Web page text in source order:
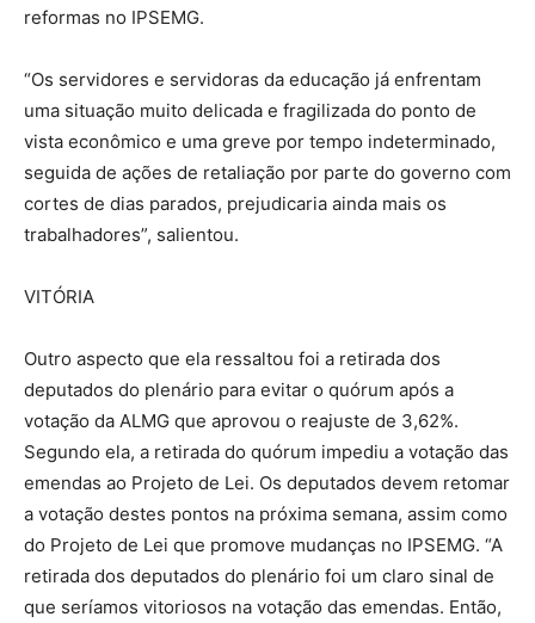
reformas no IPSEMG.
“Os servidores e servidoras da educação já enfrentam
uma situação muito delicada e fragilizada do ponto de
vista econômico e uma greve por tempo indeterminado,
seguida de ações de retaliação por parte do governo com
cortes de dias parados, prejudicaria ainda mais os
trabalhadores”, salientou.
VITÓRIA
Outro aspecto que ela ressaltou foi a retirada dos
deputados do plenário para evitar o quórum após a
votação da ALMG que aprovou o reajuste de 3,62%.
Segundo ela, a retirada do quórum impediu a votação das
emendas ao Projeto de Lei. Os deputados devem retomar
a votação destes pontos na próxima semana, assim como
do Projeto de Lei que promove mudanças no IPSEMG. “A
retirada dos deputados do plenário foi um claro sinal de
que seríamos vitoriosos na votação das emendas. Então,